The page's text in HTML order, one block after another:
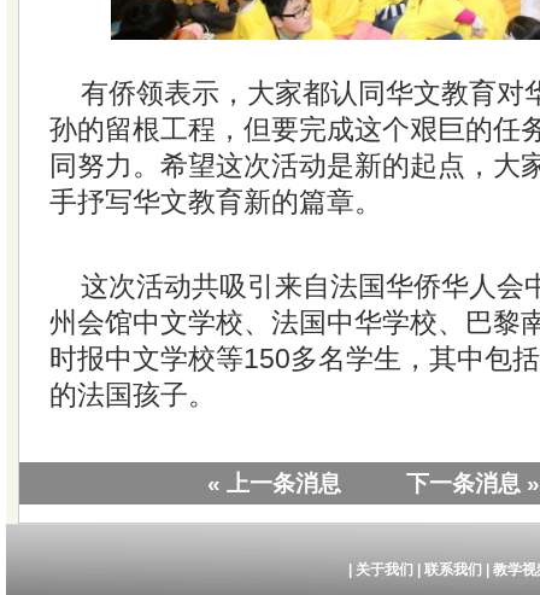
有侨领表示，大家都认同华文教育对
孙的留根工程，但要完成这个艰巨的任
同努力。希望这次活动是新的起点，大
手抒写华文教育新的篇章。
这次活动共吸引来自法国华侨华人会
州会馆中文学校、法国中华学校、巴黎
时报中文学校等150多名学生，其中包
的法国孩子。
« 上一条消息 下一条消息 »
| 关于我们 | 联系我们 | 教学视